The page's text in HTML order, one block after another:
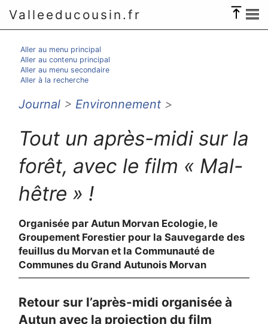
Valleeducousin.fr
Aller au menu principal
Aller au contenu principal
Aller au menu secondaire
Aller à la recherche
Journal > Environnement >
Tout un après-midi sur la
forêt, avec le film « Mal-
hêtre » !
Organisée par Autun Morvan Ecologie, le
Groupement Forestier pour la Sauvegarde des
feuillus du Morvan et la Communauté de
Communes du Grand Autunois Morvan
Retour sur l’après-midi organisée à
Autun avec la projection du film